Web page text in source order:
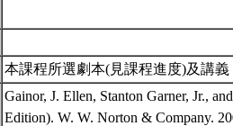
本課程所選劇本(見課程進度)及講義
Gainor, J. Ellen, Stanton Garner, Jr.,
Edition). W. W. Norton & Company.